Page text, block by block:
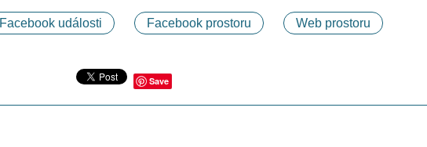
Facebook události Facebook prostoru Web prostoru
Save